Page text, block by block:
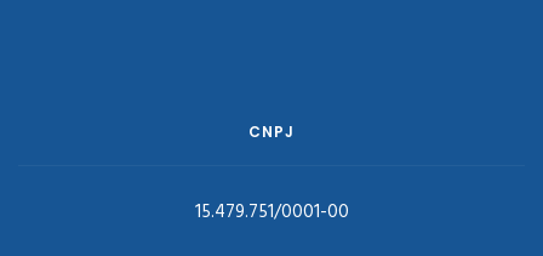
CNPJ
15.479.751/0001-00